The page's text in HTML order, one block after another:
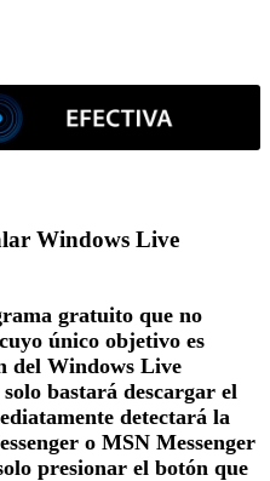
Windows Live
gratuito que no
único objetivo es
del Windows Live
bastará descargar el
detectará la
o MSN Messenger
presionar el botón que